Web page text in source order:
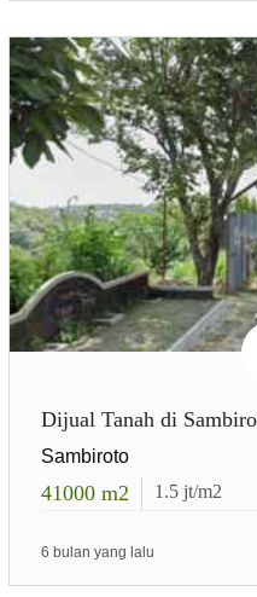
Dijual Tanah di
Sambiroto
41000 m2 1.5 jt/m2
6 bulan yang lalu